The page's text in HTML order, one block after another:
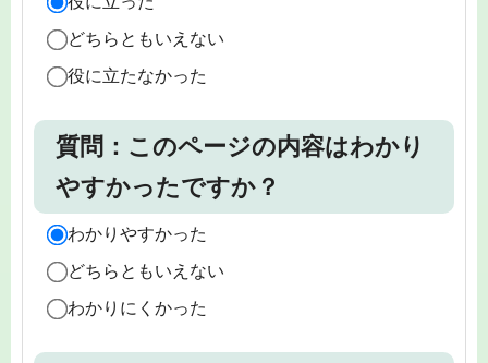
どちらともいえない
役に立たなかった
質問：このページの内容はわかり
やすかったですか？
わかりやすかった
どちらともいえない
わかりにくかった